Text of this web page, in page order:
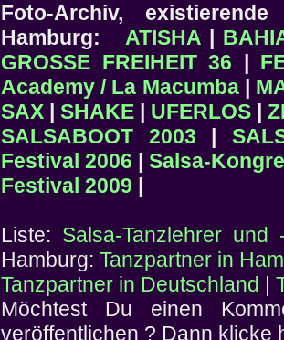
Foto-Archiv,
Hamburg: ATISHA |
GROSSE FREIHEIT 36 |
Academy / La Macumba|
SAX | SHAKE | UFERLOS |
SALSABOOT 2003 |
Festival 2006 | Salsa-
Festival 2009 |
Liste: Salsa-Tanzlehrer und
Hamburg: Tanzpartner in
Tanzpartner in Deutschland |
Möchtest Du einen
veröffentlichen ? Dann klicke